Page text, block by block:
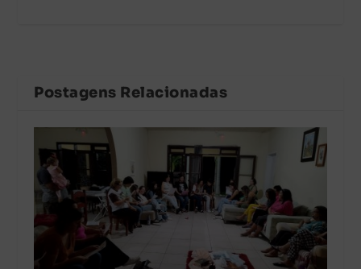
Postagens Relacionadas